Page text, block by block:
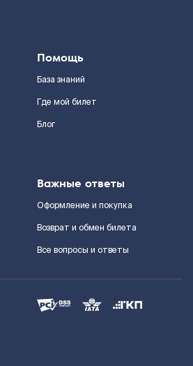
Помощь
База знаний
Где мой билет
Блог
Важные ответы
Оформление и покупка
Возврат и обмен билета
Все вопросы и ответы